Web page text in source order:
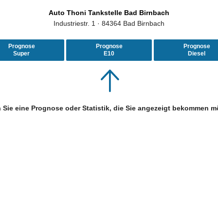
Auto Thoni Tankstelle Bad Birnbach
Industriestr. 1 · 84364 Bad Birnbach
Prognose
Super
Prognose
E10
Prognose
Diesel
Sie eine Prognose oder Statistik, die Sie angezeigt bekommen